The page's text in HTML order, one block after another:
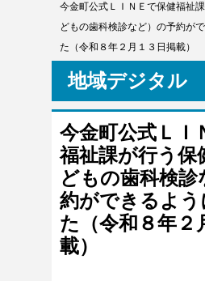
今金町公式ＬＩＮＥで保健福祉
どもの歯科検診など）の予約が
た（令和８年２月１３日掲載）
地域デジタル
今金町公式ＬＩ
福祉課が行う保
どもの歯科検
約ができるよ
た（令和８年２
載）